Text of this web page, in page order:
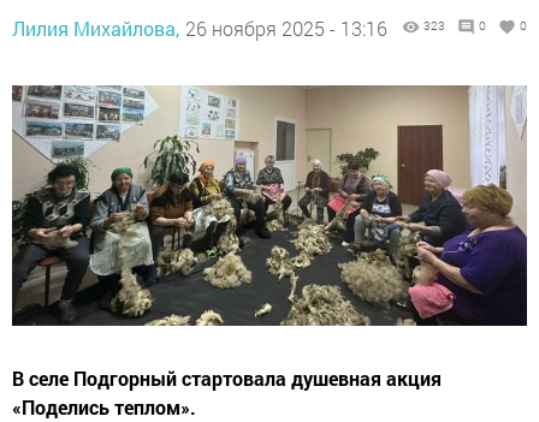
Лилия Михайлова, 26 ноября 2025 - 13:16 323 0 0
В селе Подгорный стартовала душевная акция
«Поделись теплом».